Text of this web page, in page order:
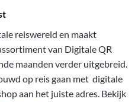
reiswereld en maakt
van Digitale QR
maanden verder uitgebreid.
op reis gaan met digitale
aan het juiste adres. Bekijk